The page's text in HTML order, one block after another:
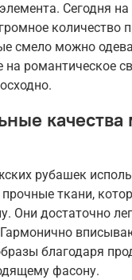
Сегодня
количество
смело можно
на романтическое
рубашек
прочные ткани,
Они достаточно
благодаря
фасону.